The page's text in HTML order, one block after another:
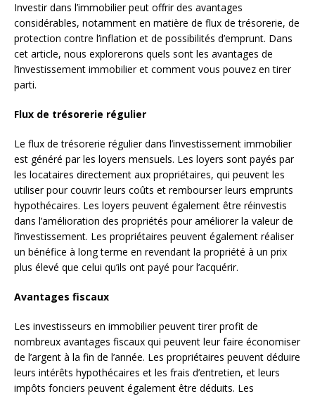
Investir dans l’immobilier peut offrir des avantages
considérables, notamment en matière de flux de trésorerie, de
protection contre l’inflation et de possibilités d’emprunt. Dans
cet article, nous explorerons quels sont les avantages de
l’investissement immobilier et comment vous pouvez en tirer
parti.
Flux de trésorerie régulier
Le flux de trésorerie régulier dans l’investissement immobilier
est généré par les loyers mensuels. Les loyers sont payés par
les locataires directement aux propriétaires, qui peuvent les
utiliser pour couvrir leurs coûts et rembourser leurs emprunts
hypothécaires. Les loyers peuvent également être réinvestis
dans l’amélioration des propriétés pour améliorer la valeur de
l’investissement. Les propriétaires peuvent également réaliser
un bénéfice à long terme en revendant la propriété à un prix
plus élevé que celui qu’ils ont payé pour l’acquérir.
Avantages fiscaux
Les investisseurs en immobilier peuvent tirer profit de
nombreux avantages fiscaux qui peuvent leur faire économiser
de l’argent à la fin de l’année. Les propriétaires peuvent déduire
leurs intérêts hypothécaires et les frais d’entretien, et leurs
impôts fonciers peuvent également être déduits. Les